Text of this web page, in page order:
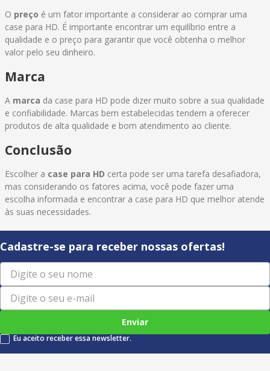
O preço é um fator importante a considerar ao comprar uma
case para HD. É importante encontrar um equilíbrio entre a
qualidade e o preço para garantir que você obtenha o melhor
valor pelo seu dinheiro.
Marca
A marca da case para HD pode dizer muito sobre a sua qualidade
e confiabilidade. Marcas bem estabelecidas tendem a oferecer
produtos de alta qualidade e bom atendimento ao cliente.
Conclusão
Escolher a case para HD certa pode ser uma tarefa desafiadora,
mas considerando os fatores acima, você pode fazer uma
escolha informada e encontrar a case para HD que melhor atende
às suas necessidades.
Cadastre-se para receber nossas ofertas!
Enviar
Eu aceito receber essa newsletter.